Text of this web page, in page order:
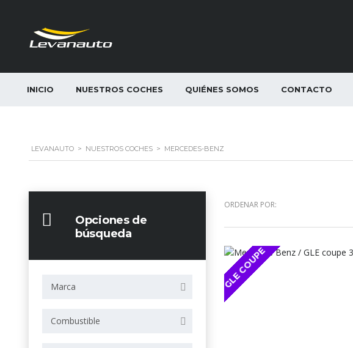
INICIO NUESTROS COCHES QUIÉNES SOMOS CONTACTO
LEVANAUTO > NUESTROS COCHES > MERCEDES-BENZ
Opciones de
búsqueda
Marca
Combustible
ORDENAR POR:
GLE COUPE